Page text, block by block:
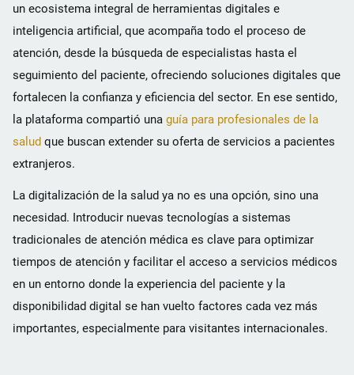
un ecosistema integral de herramientas digitales e
inteligencia artificial, que acompaña todo el proceso de
atención, desde la búsqueda de especialistas hasta el
seguimiento del paciente, ofreciendo soluciones digitales que
fortalecen la confianza y eficiencia del sector. En ese sentido,
la plataforma compartió una guía para profesionales de la
salud que buscan extender su oferta de servicios a pacientes
extranjeros.
La digitalización de la salud ya no es una opción, sino una
necesidad. Introducir nuevas tecnologías a sistemas
tradicionales de atención médica es clave para optimizar
tiempos de atención y facilitar el acceso a servicios médicos
en un entorno donde la experiencia del paciente y la
disponibilidad digital se han vuelto factores cada vez más
importantes, especialmente para visitantes internacionales.